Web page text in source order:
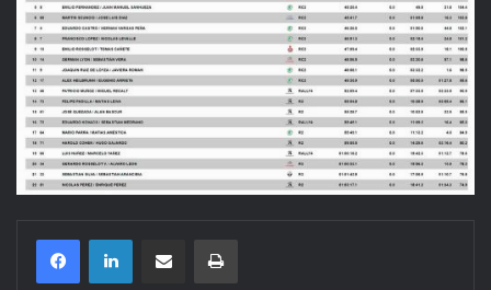
Compartir por correo electrónicoImprimir